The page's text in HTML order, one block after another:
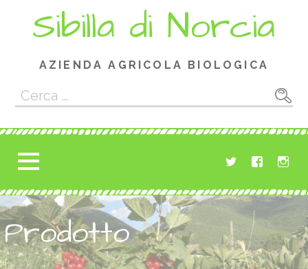
Sibilla di Norcia
AZIENDA AGRICOLA BIOLOGICA
Ricerca
per:
Prodotto